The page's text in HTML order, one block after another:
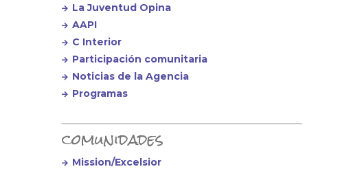
La Juventud Opina
AAPI
C Interior
Participación comunitaria
Noticias de la Agencia
Programas
comunidades
Mission/Excelsior